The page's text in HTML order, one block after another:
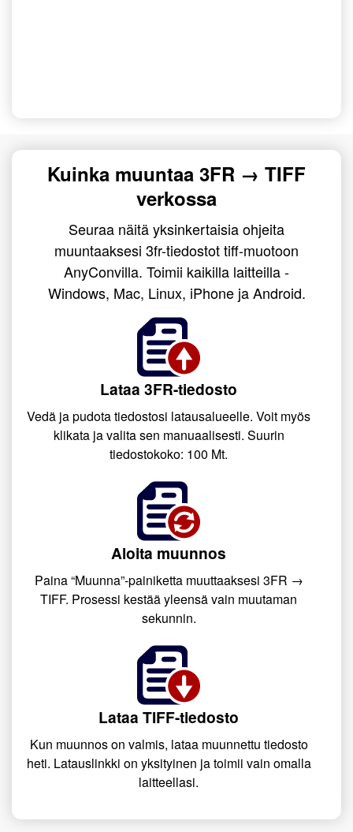
Kuinka muuntaa 3FR → TIFF
verkossa
Seuraa näitä yksinkertaisia ohjeita
muuntaaksesi 3fr-tiedostot tiff-muotoon
AnyConvilla. Toimii kaikilla laitteilla -
Windows, Mac, Linux, iPhone ja Android.
Lataa 3FR-tiedosto
Vedä ja pudota tiedostosi latausalueelle. Voit myös
klikata ja valita sen manuaalisesti. Suurin
tiedostokoko: 100 Mt.
Aloita muunnos
Paina “Muunna”-painiketta muuttaaksesi 3FR →
TIFF. Prosessi kestää yleensä vain muutaman
sekunnin.
Lataa TIFF-tiedosto
Kun muunnos on valmis, lataa muunnettu tiedosto
heti. Latauslinkki on yksityinen ja toimii vain omalla
laitteellasi.